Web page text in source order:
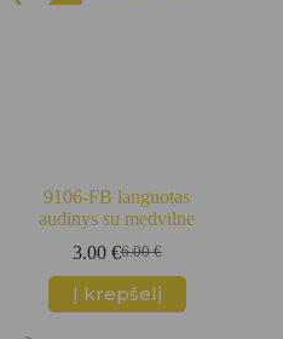
9106-FB languotas
audinys su medvilne
6.00€
Original
price
was:
3.00 €Current
price
is:
Į krepšelį